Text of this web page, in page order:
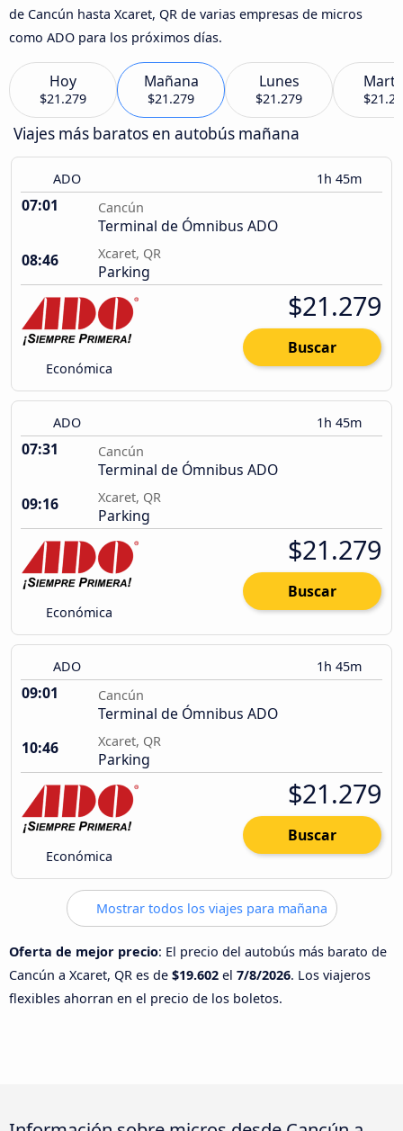
de Cancún hasta Xcaret, QR de varias empresas de micros
como ADO para los próximos días.
Hoy
$21.279
Mañana
$21.279
Lunes
$21.279
Viajes más baratos en autobús mañana
ADO 1h 45m
07:01 Cancún
Terminal de Ómnibus ADO
08:46
Xcaret, QR
Parking
Económica
$21.279
Buscar
ADO 1h 45m
07:31 Cancún
Terminal de Ómnibus ADO
09:16
Xcaret, QR
Parking
Económica
$21.279
Buscar
ADO 1h 45m
09:01 Cancún
Terminal de Ómnibus ADO
10:46
Xcaret, QR
Parking
Económica
$21.279
Buscar
Mostrar todos los viajes para mañana
Oferta de mejor precio: El precio del autobús más barato de
Cancún a Xcaret, QR es de $19.602 el 7/8/2026. Los viajeros
flexibles ahorran en el precio de los boletos.